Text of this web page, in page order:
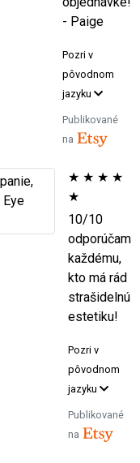
- Paige
Pozri v
pôvodnom
jazyku
Publikované
na
★ ★ ★ ★
★
10/10
odporúčam
každému,
kto má rád
strašidelnú
estetiku!
Pozri v
pôvodnom
jazyku
Publikované
na